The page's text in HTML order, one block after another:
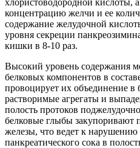
концентрацию желчи и ее
содержание желудочной
уровня секреции
кишки в 8-10 раз.
Высокий уровень содержания
белковых компонентов в
провоцирует их объединение
растворимые агрегаты и
полость протоков
белковые глыбы закупоривают
железы, что ведет к нарушению
панкреатического сока в